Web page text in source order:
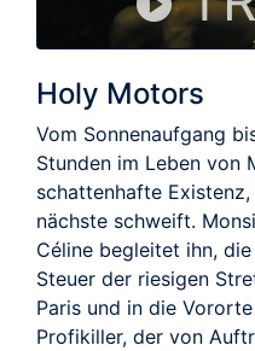
Holy Motors
Vom Sonnenaufgang
Stunden im Leben von
schattenhafte
nächste schweift.
Céline begleitet ihn,
Steuer der riesigen
Paris und in die
Profikiller, der von